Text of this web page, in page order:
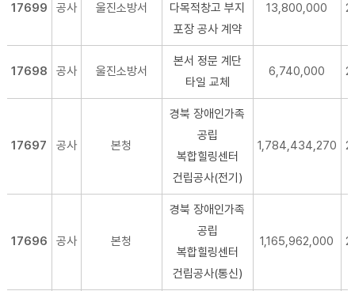
17699 공사 울진소방서
다목적창고 부지
포장 공사 계약
13,800,000
17698 공사 울진소방서
본서 정문 계단
타일 교체
6,740,000
17697 공사 본청
경북 장애인가족
공립
복합힐링센터
건립공사(전기)
1,784,434,270
17696 공사 본청
경북 장애인가족
공립
복합힐링센터
건립공사(통신)
1,165,962,000